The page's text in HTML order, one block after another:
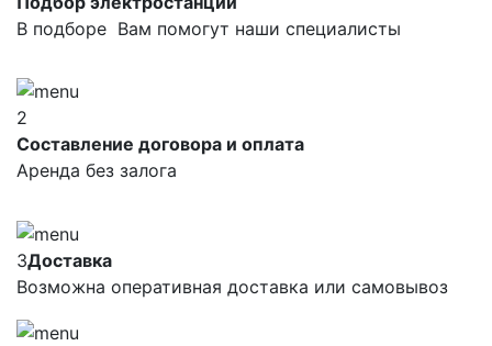
В подборе Вам помогут наши специалисты
2
Составление договора и оплата
Аренда без залога
3Доставка
Возможна оперативная доставка или самовывоз